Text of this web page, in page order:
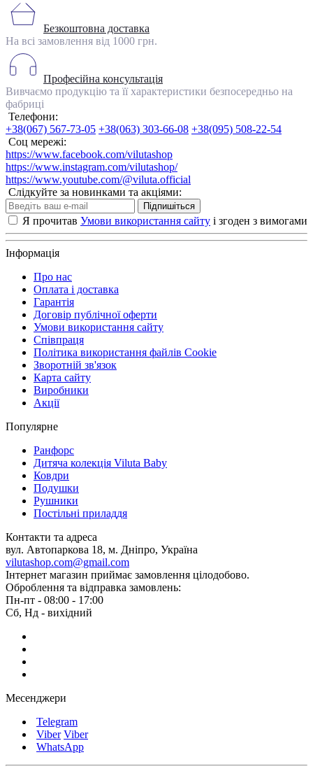
Безкоштовна доставка
На всі замовлення від 1000 грн.
Професійна консультація
Вивчаємо продукцію та її характеристики безпосередньо на
фабриці
Телефони:
+38(067) 567-73-05 +38(063) 303-66-08 +38(095) 508-22-54
Соц мережі:
https://www.facebook.com/vilutashop
https://www.instagram.com/vilutashop/
https://www.youtube.com/@viluta.official
Слідкуйте за новинками та акціями:
Підпишіться
Я прочитав Умови використання сайту і згоден з вимогами
Інформація
Про нас
Оплата і доставка
Гарантія
Договір публічної оферти
Умови використання сайту
Співпраця
Політика використання файлів Cookie
Зворотній зв'язок
Карта сайту
Виробники
Акції
Популярне
Ранфорс
Дитяча колекція Viluta Baby
Ковдри
Подушки
Рушники
Постільні приладдя
Контакти та адреса
вул. Автопаркова 18, м. Дніпро, Україна
vilutashop.com@gmail.com
Інтернет магазин приймає замовлення цілодобово.
Оброблення та відправка замовлень:
Пн-пт - 08:00 - 17:00
Сб, Нд - вихідний
Месенджери
Telegram
Viber Viber
WhatsApp